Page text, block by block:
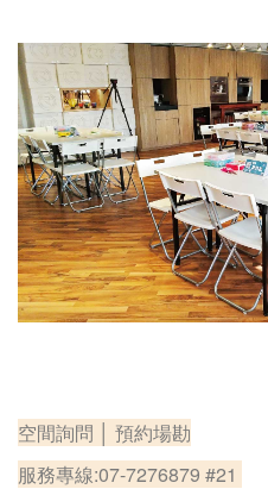
空間詢問 │ 預約場勘
服務專線:07-7276879 #21